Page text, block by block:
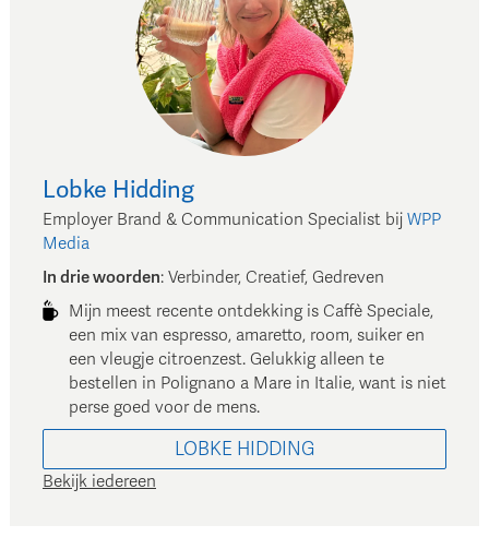
Lobke Hidding
Employer Brand & Communication Specialist bij WPP
Media
In drie woorden: Verbinder, Creatief, Gedreven
Mijn meest recente ontdekking is Caffè Speciale,
een mix van espresso, amaretto, room, suiker en
een vleugje citroenzest. Gelukkig alleen te
bestellen in Polignano a Mare in Italie, want is niet
perse goed voor de mens.
LOBKE HIDDING
Bekijk iedereen